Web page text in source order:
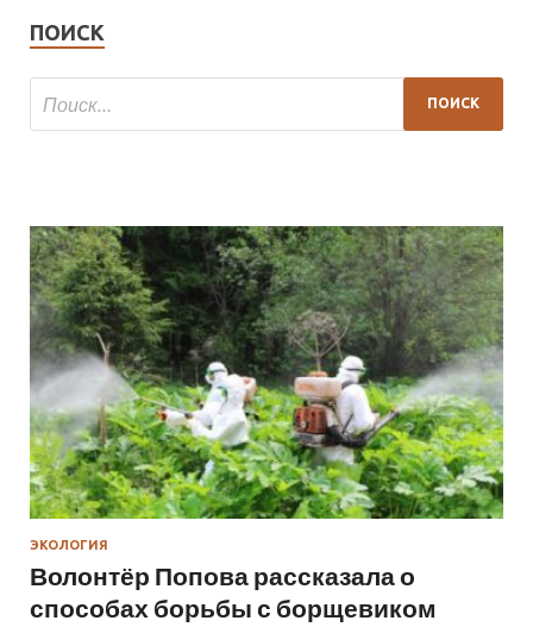
ПОИСК
ЭКОЛОГИЯ
Волонтёр Попова рассказала о
способах борьбы с борщевиком